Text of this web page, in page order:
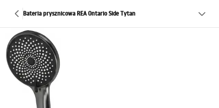
Bateria prysznicowa REA Ontario Side Tytan